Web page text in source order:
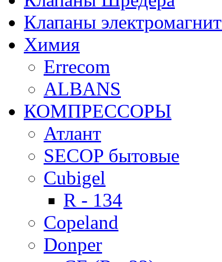
Клапаны
Химия
Errecom
ALBANS
КОМПРЕССОРЫ
Атлант
SECOP бытовые
Cubigel
R - 134
Copeland
Donper